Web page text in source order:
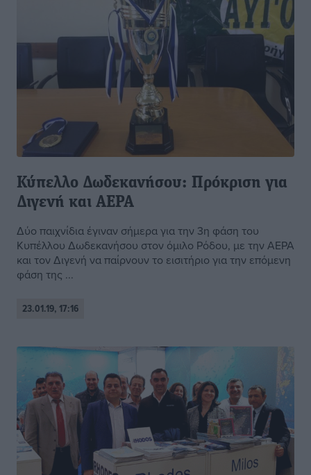
Κύπελλο Δωδεκανήσου: Πρόκριση για
Διγενή και ΑΕΡΑ
Δύο παιχνίδια έγιναν σήμερα για την 3η φάση του
Κυπέλλου Δωδεκανήσου στον όμιλο Ρόδου, με την ΑΕΡΑ
και τον Διγενή να παίρνουν το εισιτήριο για την επόμενη
φάση της ...
23.01.19, 17:16